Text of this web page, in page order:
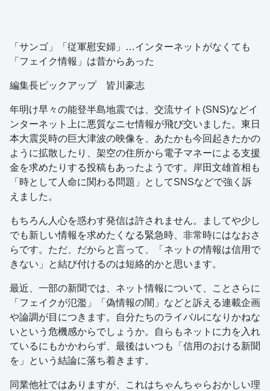
「サンゴ」「従軍慰安婦」…インターネットがなくても
「フェイク情報」は昔からあった
編集長ピックアップ 皆川豪志
年明け早々の能登半島地震では、交流サイト(SNS)などイ
ンターネット上に悪質なニセ情報が飛び交いました。東日
本大震災時の巨大津波の映像を、あたかも今回起きたかの
ように拡散したり、架空の住所から電子マネーによる支援
金を求めたりする投稿もあったようです。岸田文雄首相も
「時として人命に関わる問題」としてSNSなどで強く訴
えました。
もちろん人心を惑わす発信は許されません。ましてや少し
でも新しい情報を求めたくなる緊急時、非常時にはなおさ
らです。ただ、だからと言って、「ネットの情報は信用で
きない」と結び付けるのは短絡的かと思います。
最近、一部の新聞では、ネット情報について、ことさらに
「フェイクが氾濫」「偽情報の闇」などと訴える連載企画
や論調が目につきます。自分たちのライバルになりかねな
いという危機感からでしょうか。自らもネットに力を入れ
ているにもかかわらず、最後はいつも「信用のおける新聞
を」という結論に落ち着きます。
同業他社ではありますが、これはちゃんちゃらおかしい理